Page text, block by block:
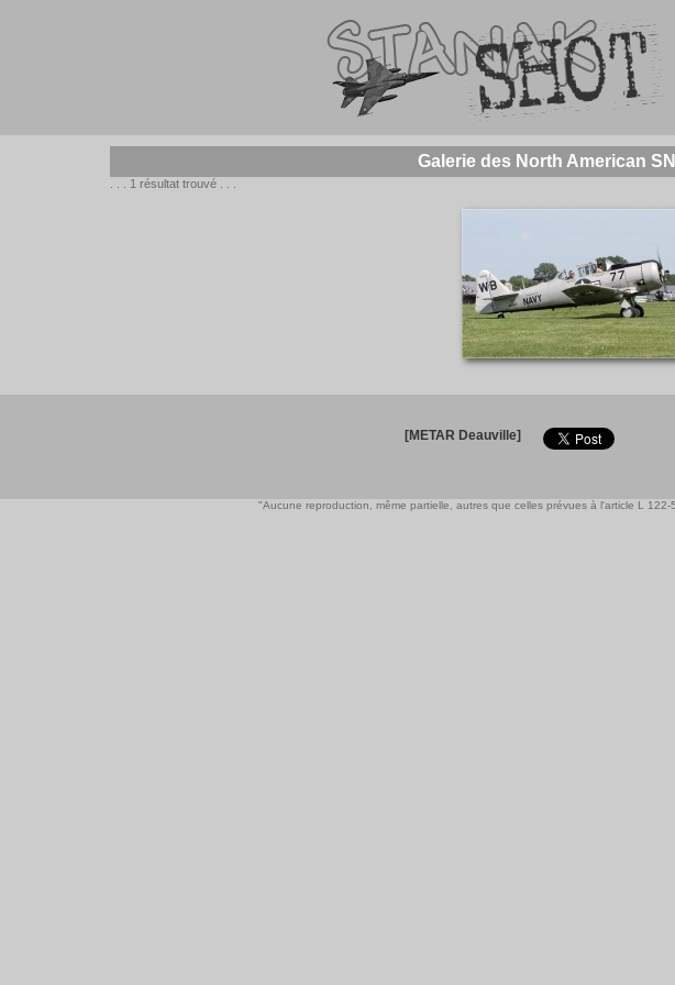
Galerie des North American
. . . 1 résultat trouvé . . .
[METAR Deauville]
"Aucune reproduction, même partielle, autres que celles prévues à l'article L